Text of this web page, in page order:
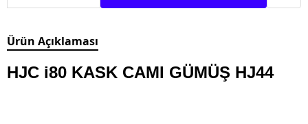
Ürün Açıklaması
HJC i80 KASK CAMI GÜMÜŞ HJ44